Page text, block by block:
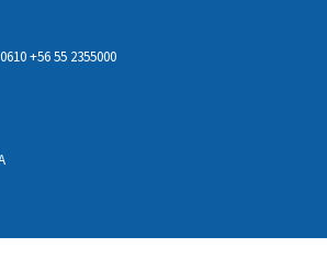
+56 55 2355000